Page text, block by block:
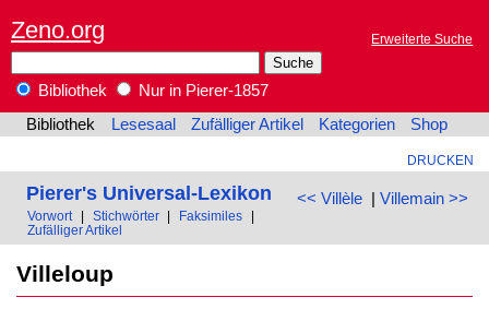
Zeno.org Erweiterte Suche
Bibliothek
Nur in Pierer-1857
Bibliothek
Lesesaal Zufälliger Artikel Kategorien Shop
DRUCKEN
<< Villèle| Villemain >>
Pierer's Universal-Lexikon
Vorwort Stichwörter Faksimiles
Zufälliger Artikel
Villeloup